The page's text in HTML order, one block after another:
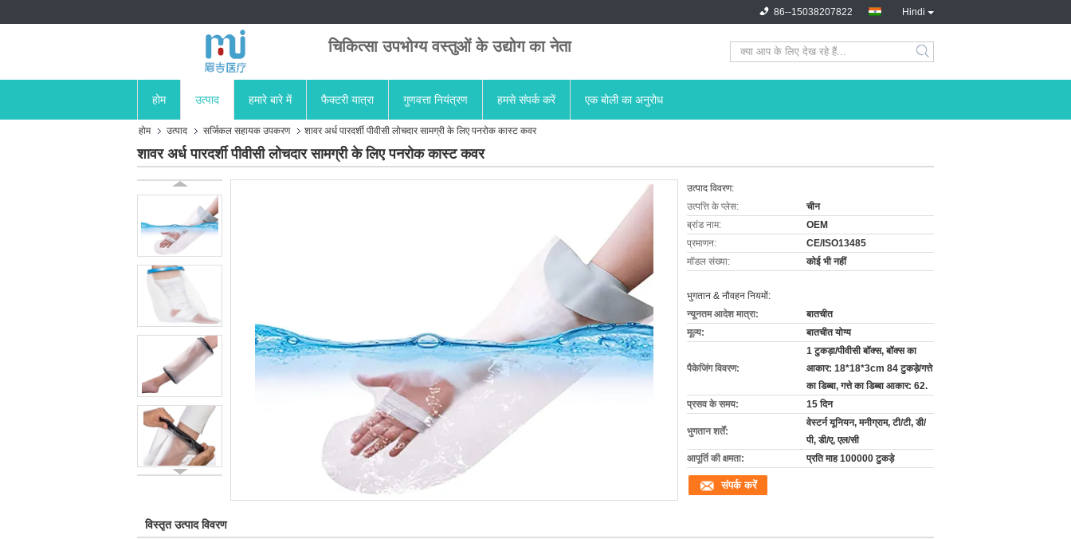
Hindi
86--15038207822
चिकित्सा उपभोग्य वस्तुओं के उद्योग का नेता
होम उत्पाद हमारे बारे में फैक्टरी यात्रा गुणवत्ता नियंत्रण हमसे संपर्क करें एक बोली का अनुरोध
होम उत्पाद सर्जिकल सहायक उपकरण शावर अर्ध पारदर्शी पीवीसी लोचदार सामग्री के लिए पनरोक कास्ट कवर
शावर अर्ध पारदर्शी पीवीसी लोचदार सामग्री के लिए पनरोक कास्ट कवर
उत्पाद विवरण:
उत्पत्ति के प्लेस:
चीन
ब्रांड नाम:
OEM
प्रमाणन:
CE/ISO13485
मॉडल संख्या:
कोई भी नहीं
भुगतान & नौवहन नियमों:
न्यूनतम आदेश मात्रा:
बातचीत
मूल्य:
बातचीत योग्य
पैकेजिंग विवरण:
1 टुकड़ा/पीवीसी बॉक्स, बॉक्स का
आकार: 18*18*3cm 84 टुकड़े/गत्ते
का डिब्बा, गत्ते का डिब्बा आकार: 62.
प्रसव के समय:
15 दिन
भुगतान शर्तें:
वेस्टर्न यूनियन, मनीग्राम, टी/टी, डी/
पी, डी/ए, एल/सी
आपूर्ति की क्षमता:
प्रति माह 100000 टुकड़े
संपर्क करें
विस्तृत उत्पाद विवरण